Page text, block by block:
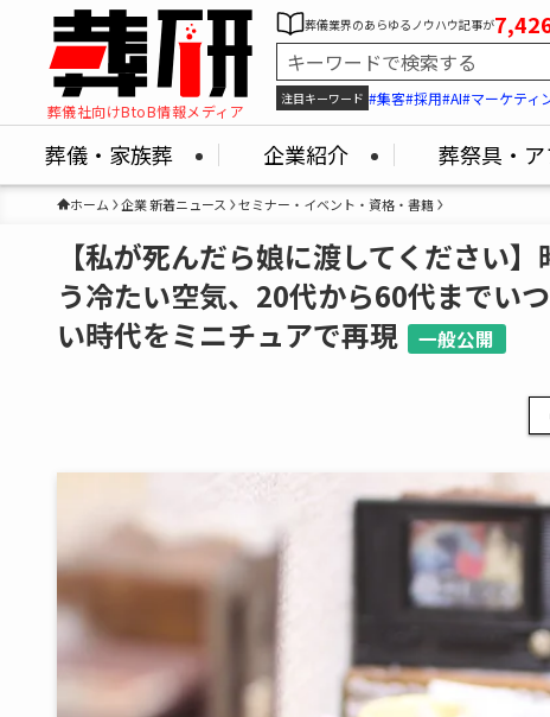
葬儀社向けBtoB情報メディア
葬儀業界のあらゆるノウハウ記事が
注目キーワード #集客#採用#AI#マーケティ
葬儀・家族葬 企業紹介 葬祭具・
ホーム 企業 新着ニュース セミナー・イベント・資格・書籍
【私が死んだら娘に渡してください
う冷たい空気、20代から60代までい
い時代をミニチュアで再現
一般公開